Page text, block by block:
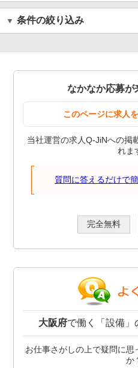
条件の絞り込み
なかなか応募が
このページに求人
当社運営の求人Q-JiNへの掲
れま
質問に答えるだけで
完全無料
大阪府で働く「設備」
お仕事さがしの上で疑問に
か